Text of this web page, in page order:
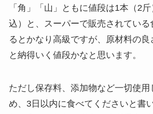
「角」「山」ともに値段は1本（2
込）と、スーパーで販売されている
るとかなり高級ですが、原材料の良
と納得いく値段かなと思います。
ただし保存料、添加物など一切使用
め、3日以内に食べてくださいと書